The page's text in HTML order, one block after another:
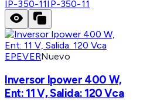
IP-350-11IP-350-11
EPEVERNuevo
Inversor Ipower 400 W,
Ent: 11 V, Salida: 120 Vca